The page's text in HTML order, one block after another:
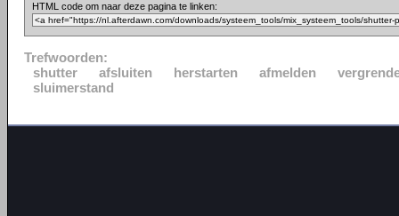
HTML code om naar deze pagina te linken:
Trefwoorden:
shutter
afsluiten herstarten afmelden
sluimerstand